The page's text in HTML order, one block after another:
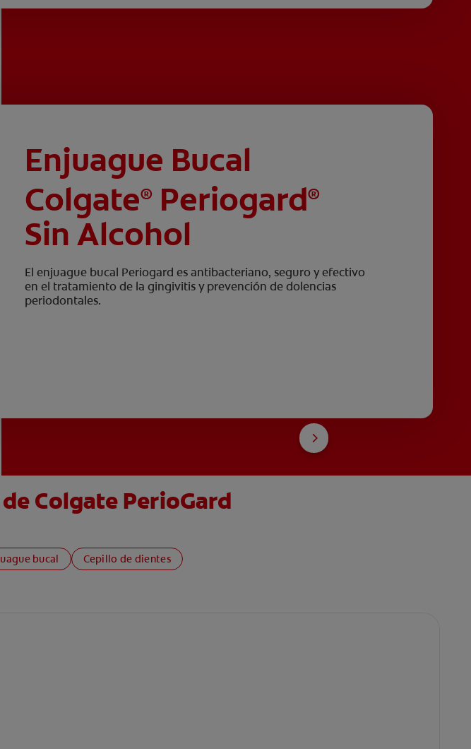
Enjuague Bucal
Colgate® Periogard®
Sin Alcohol
El enjuague bucal Periogard es antibacteriano, seguro y efectivo
en el tratamiento de la gingivitis y prevención de dolencias
periodontales.
Colgate PerioGard
bucal Cepillo de dientes